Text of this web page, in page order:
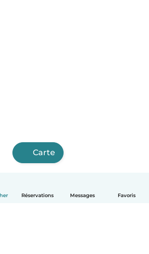
Réservations Messages Favoris
Carte